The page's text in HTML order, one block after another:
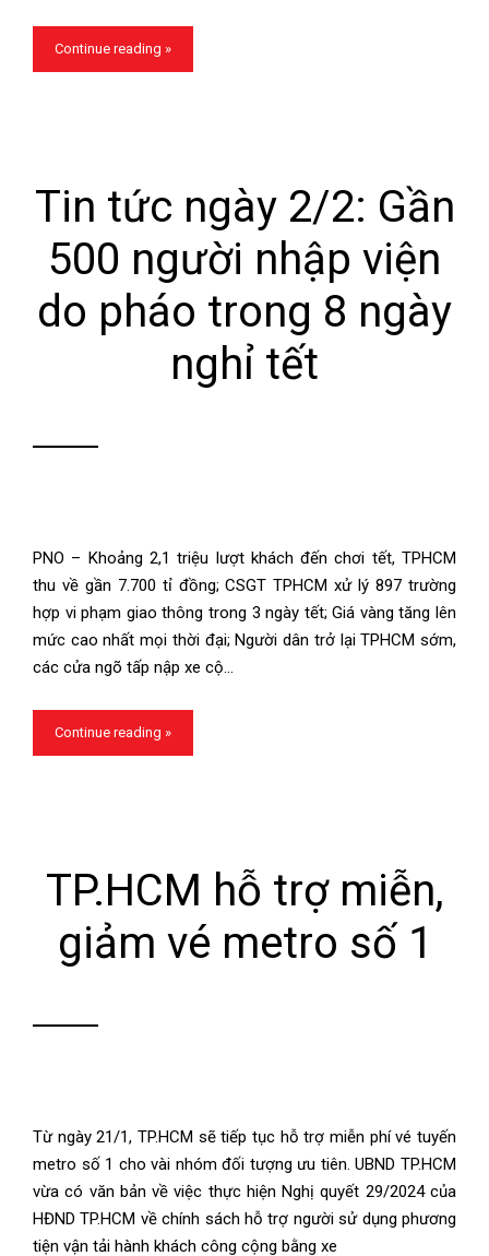
Continue reading »
Tin tức ngày 2/2: Gần
500 người nhập viện
do pháo trong 8 ngày
nghỉ tết
PNO – Khoảng 2,1 triệu lượt khách đến chơi tết, TPHCM
thu về gần 7.700 tỉ đồng; CSGT TPHCM xử lý 897 trường
hợp vi phạm giao thông trong 3 ngày tết; Giá vàng tăng lên
mức cao nhất mọi thời đại; Người dân trở lại TPHCM sớm,
các cửa ngõ tấp nập xe cộ…
Continue reading »
TP.HCM hỗ trợ miễn,
giảm vé metro số 1
Từ ngày 21/1, TP.HCM sẽ tiếp tục hỗ trợ miễn phí vé tuyến
metro số 1 cho vài nhóm đối tượng ưu tiên. UBND TP.HCM
vừa có văn bản về việc thực hiện Nghị quyết 29/2024 của
HĐND TP.HCM về chính sách hỗ trợ người sử dụng phương
tiện vận tải hành khách công cộng bằng xe